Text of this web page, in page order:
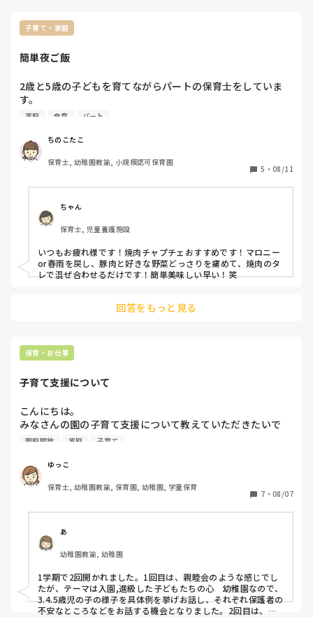
子育て・家庭
簡単夜ご飯
2歳と5歳の子どもを育てながらパートの保育士をしていま
す。
仕事の後の夜ご飯づくりがめんどうです。
と嬉しいです。
家庭 食育 パート
ちのこたこ
保育士, 幼稚園教諭, 小規模認可保育園
5 ・ 08/11
ちゃん
保育士, 児童養護施設
いつもお疲れ様です！焼肉チャプチェおすすめです！マロニー
or春雨を戻し、豚肉と好きな野菜どっさりを痛めて、焼肉のタ
レで混ぜ合わせるだけです！簡単美味しい早い！笑
回答をもっと見る
保育・お仕事
子育て支援について
こんにちは。
みなさんの園の子育て支援について教えていただきたいで
す。コロナも落ち着き、今年度から子育て支援も通常通り開
みなさんの園では、子育て支援どのくらいの頻度で行ってま
すか？？また、どんなイベントが人気でしょうか？？
園庭開放 家庭 子育て
ゆっこ
保育士, 幼稚園教諭, 保育園, 幼稚園, 学童保育
7 ・ 08/07
あ
幼稚園教諭, 幼稚園
1学期で2回開かれました。1回目は、親睦会のような感じでし
たが、テーマは入園,進級した子どもたちの心　幼稚園なので、
3.4.5歳児の子の様子を具体例を挙げお話し、それぞれ保護者の
不安なところなどをお話する機会となりました。2回目は、夏